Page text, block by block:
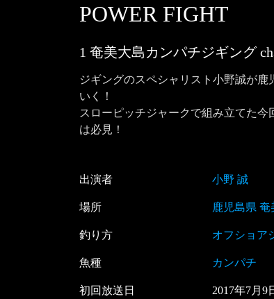
POWER FIGHT
1 奄美大島カンパチジギング
ジギングのスペシャリスト小野誠が
いく！
スローピッチジャークで組み立てた
は必見！
出演者 小野 誠
場所 鹿児島県 奄
釣り方 オフショア
魚種 カンパチ
初回放送日 2017年7月9